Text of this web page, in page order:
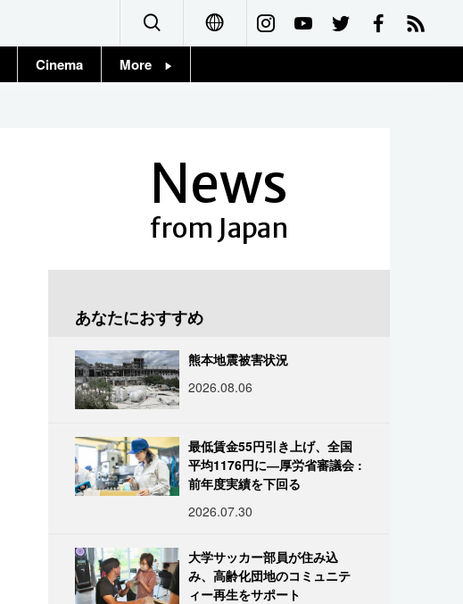
Français
Cinema More
News
from Japan
あなたにおすすめ
熊本地震被害状況
2026.08.06
最低賃金55円引き上げ、全国
平均1176円に―厚労省審議会 :
前年度実績を下回る
2026.07.30
大学サッカー部員が住み込
み、高齢化団地のコミュニテ
ィー再生をサポート